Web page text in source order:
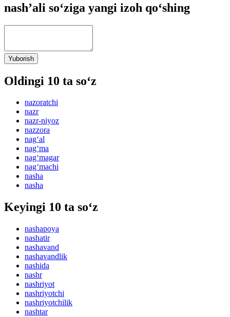
nashʼali so‘ziga yangi izoh qo‘shing
Yuborish
Oldingi 10 ta so‘z
nazoratchi
nazr
nazr-niyoz
nazzora
nag‘al
nag‘ma
nag‘magar
nag‘machi
nasha
nasha
Keyingi 10 ta so‘z
nashapoya
nashatir
nashavand
nashavandlik
nashida
nashr
nashriyot
nashriyotchi
nashriyotchilik
nashtar